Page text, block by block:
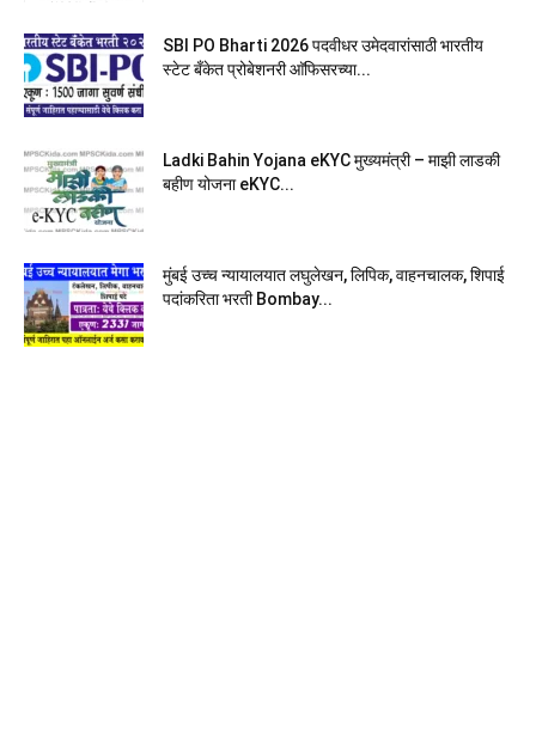
SBI PO Bharti 2026 पदवीधर उमेदवारांसाठी भारतीय
स्टेट बँकेत प्रोबेशनरी आ‍ॅफिसरच्या...
Ladki Bahin Yojana eKYC मुख्यमंत्री – माझी लाडकी
बहीण योजना eKYC...
मुंबई उच्च न्यायालयात लघुलेखन, लिपिक, वाहनचालक, शिपाई
पदांकरिता भरती Bombay...